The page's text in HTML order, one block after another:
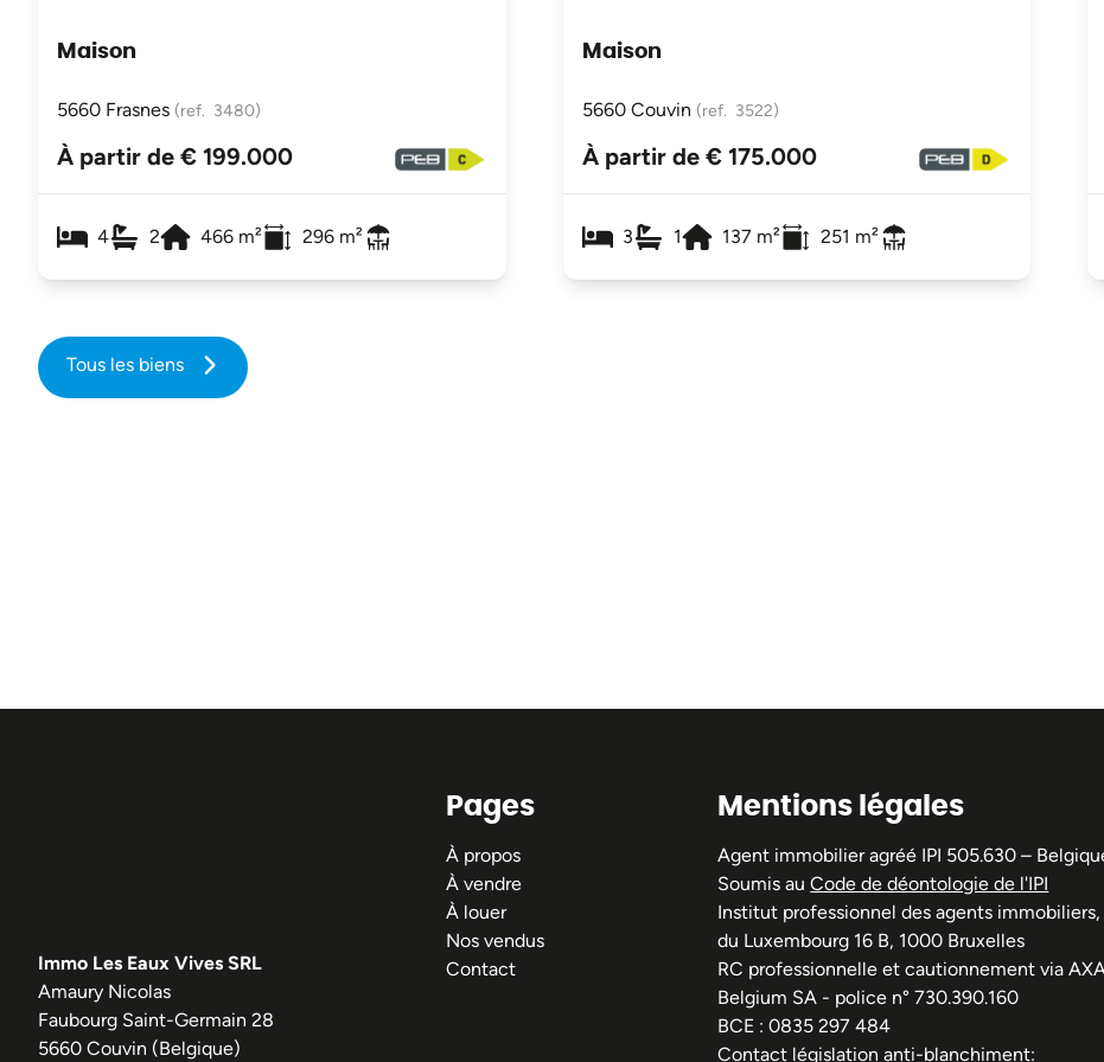
Maison
5660 Frasnes (ref. 3480)
À partir de € 199.000
4 2 466 m² 296 m²
Maison
5660 Couvin (ref. 3522)
À partir de € 175.000
3 1 137 m² 251 m²
Tous les biens
Immo Les Eaux Vives SRL
Amaury Nicolas
Faubourg Saint-Germain 28
5660 Couvin (Belgique)
Pages
À propos
À vendre
À louer
Nos vendus
Contact
Mentions légales
Agent immobilier agréé IPI 505.630 –
Soumis auCode de déontologie de l'IPI
Institut professionnel des agents immobiliers,
du Luxembourg 16 B, 1000 Bruxelles
RC professionnelle et cautionnement via
Belgium SA - police n° 730.390.160
BCE : 0835 297 484
Contact législation anti-blanchiment: